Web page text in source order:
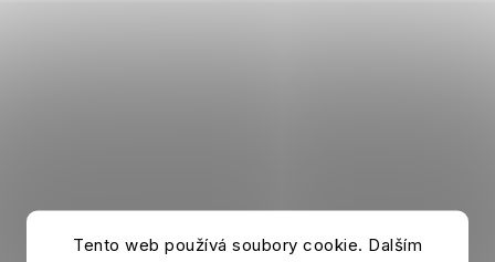
Tento web používá soubory cookie. Dalším
Kissenbezug CHELSEA FC Line weiß